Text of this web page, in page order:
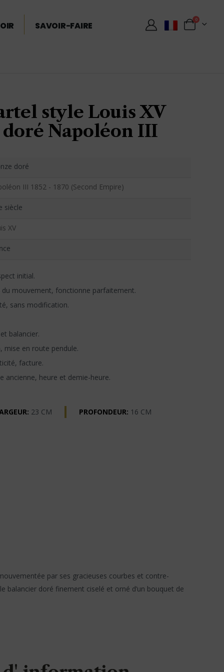
SAVOIR-FAIRE
0
style Louis XV
Napoléon III
doré
III 1852 - 1870 (Second Empire)
siècle
XV
initial.
du mouvement, fonctionne parfaitement.
sans modification.
balancier.
mise en route pendule.
facture.
ancienne, heure et demie-heure.
23 CM PROFONDEUR: 16 CM
par ses gracieuses courbes et contre-
balancier doré finement ciselé et orné d’un bouquet de